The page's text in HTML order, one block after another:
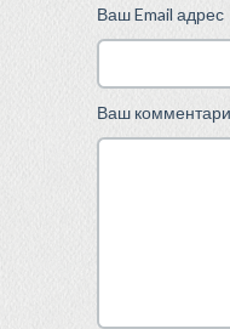
Ваш Email адрес
Ваш